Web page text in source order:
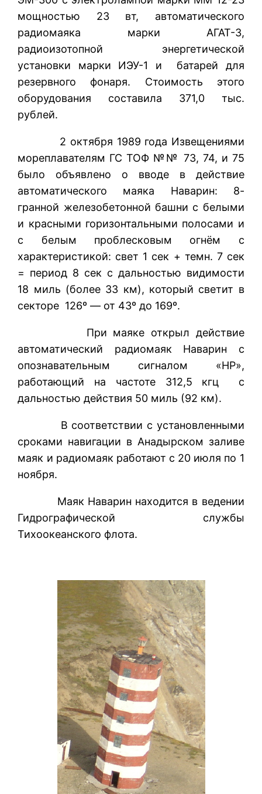
мощностью 23 вт, автоматического
радиомаяка марки АГАТ-3,
радиоизотопной энергетической
установки марки ИЭУ-1 и батарей для
резервного фонаря. Стоимость этого
оборудования составила 371,0 тыс.
рублей.
2 октября 1989 года Извещениями
мореплавателям ГС ТОФ №№ 73, 74, и 75
было объявлено о вводе в действие
автоматического маяка Наварин: 8-
гранной железобетонной башни с белыми
и красными горизонтальными полосами и
с белым проблесковым огнём с
характеристикой: свет 1 сек + темн. 7 сек
= период 8 сек с дальностью видимости
18 миль (более 33 км), который светит в
секторе 126º — от 43º до 169º.
При маяке открыл действие
автоматический радиомаяк Наварин с
опознавательным сигналом «НР»,
работающий на частоте 312,5 кгц с
дальностью действия 50 миль (92 км).
В соответствии с установленными
сроками навигации в Анадырском заливе
маяк и радиомаяк работают с 20 июля по 1
ноября.
Маяк Наварин находится в ведении
Гидрографической службы
Тихоокеанского флота.